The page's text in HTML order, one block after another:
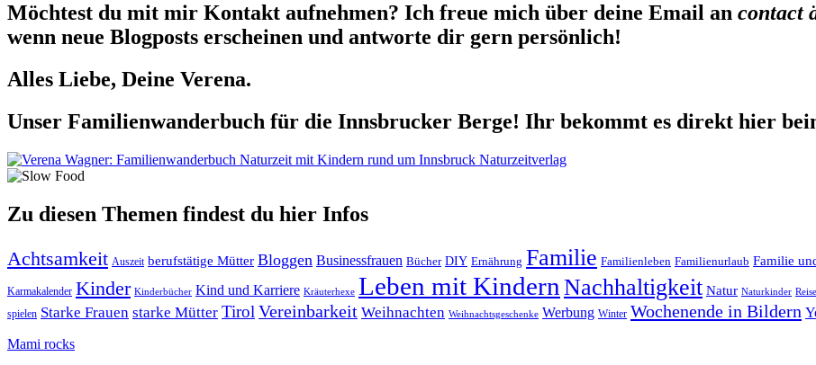
Möchtest du mit mir Kontakt aufnehmen? Ich freue mich über deine Email an contact
wenn neue Blogposts erscheinen und antworte dir gern persönlich!
Alles Liebe, Deine Verena.
Unser Familienwanderbuch für die Innsbrucker Berge! Ihr bekommt es direkt hier
Zu diesen Themen findest du hier Infos
Achtsamkeit Auszeit berufstätige Mütter Bloggen Businessfrauen Bücher DIY Ernährung Familie Familienleben Familienurlaub Familie
Karmakalender Kinder Kinderbücher Kind und Karriere Kräuterhexe Leben mit Kindern Nachhaltigkeit Natur Naturkinder
spielen Starke Frauen starke Mütter Tirol Vereinbarkeit Weihnachten Weihnachtsgeschenke Werbung Winter Wochenende in Bildern
Mami rocks